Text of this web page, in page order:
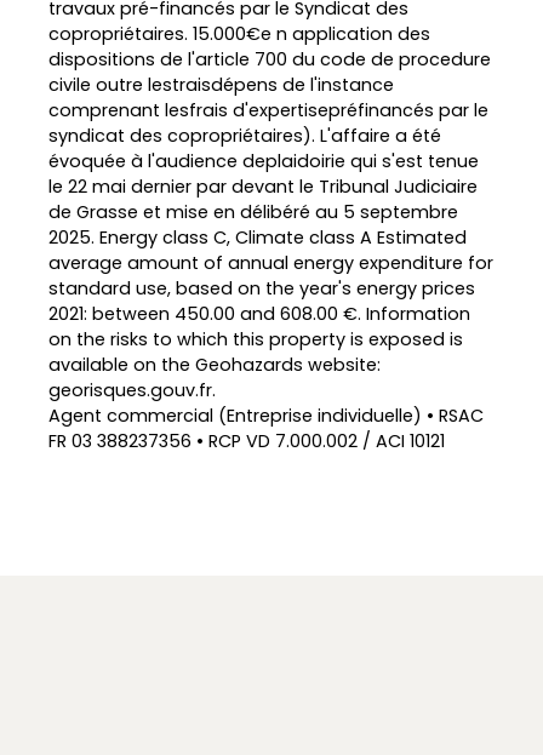
travaux pré-financés par le Syndicat des
copropriétaires. 15.000€e n application des
dispositions de l'article 700 du code de procedure
civile outre lestraisdépens de l'instance
comprenant lesfrais d'expertisepréfinancés par le
syndicat des copropriétaires). L'affaire a été
évoquée à l'audience deplaidoirie qui s'est tenue
le 22 mai dernier par devant le Tribunal Judiciaire
de Grasse et mise en délibéré au 5 septembre
2025. Energy class C, Climate class A Estimated
average amount of annual energy expenditure for
standard use, based on the year's energy prices
2021: between 450.00 and 608.00 €. Information
on the risks to which this property is exposed is
available on the Geohazards website:
georisques.gouv.fr.
Agent commercial (Entreprise individuelle) • RSAC
FR 03 388237356 • RCP VD 7.000.002 / ACI 10121